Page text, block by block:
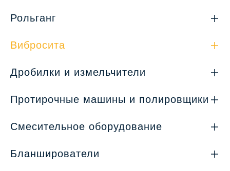
Рольганг
Вибросита
Дробилки и измельчители
Протирочные машины и полировщики
Смесительное оборудование
Бланширователи